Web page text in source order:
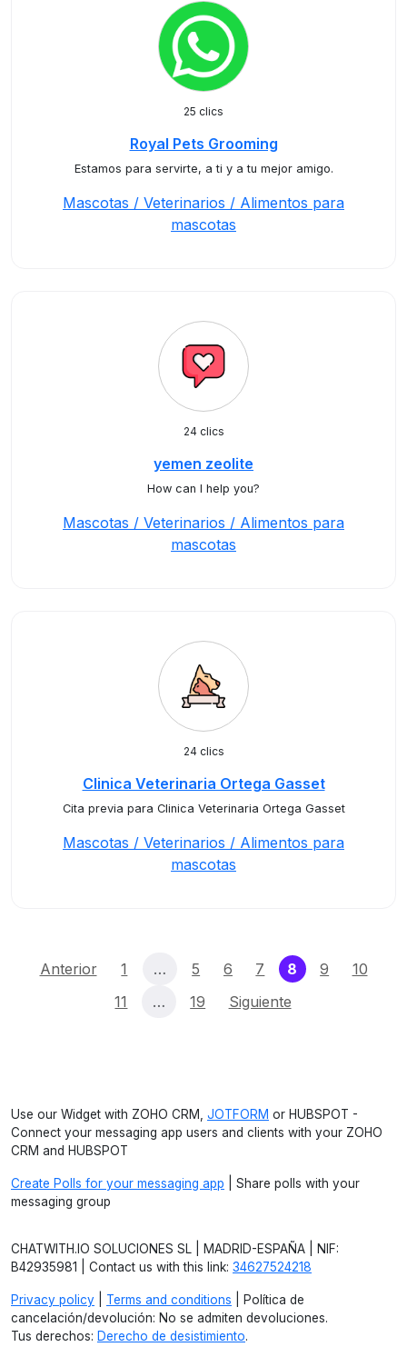
25 clics
Royal Pets Grooming
Estamos para servirte, a ti y a tu mejor amigo.
Mascotas / Veterinarios / Alimentos para
mascotas
24 clics
yemen zeolite
How can I help you?
Mascotas / Veterinarios / Alimentos para
mascotas
24 clics
Clinica Veterinaria Ortega Gasset
Cita previa para Clinica Veterinaria Ortega Gasset
Mascotas / Veterinarios / Alimentos para
mascotas
Anterior 1 … 5 6 7 8 (current)
9
10
11
… 19 Siguiente
Use our Widget with ZOHO CRM, JOTFORM or HUBSPOT -
Connect your messaging app users and clients with your ZOHO
CRM and HUBSPOT
Create Polls for your messaging app | Share polls with your
messaging group
CHATWITH.IO SOLUCIONES SL | MADRID-ESPAÑA | NIF:
B42935981 | Contact us with this link: 34627524218
Privacy policy Terms and conditions | Política de
cancelación/devolución: No se admiten devoluciones.
Tus derechos: Derecho de desistimiento.